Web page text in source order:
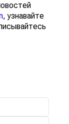
, узнавайте